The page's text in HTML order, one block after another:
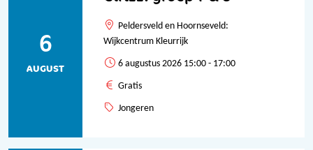
6
AUGUST
Peldersveld en Hoornseveld:
Wijkcentrum Kleurrijk
6 augustus 2026 15:00 - 17:00
Gratis
Jongeren